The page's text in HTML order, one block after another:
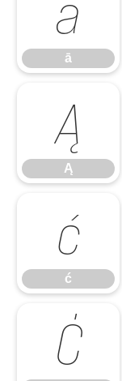
ā
Ą
Ą
ć
ć
Ċ